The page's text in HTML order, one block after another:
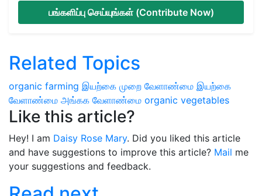
பங்களிப்பு செய்யுங்கள் (Contribute Now)
Related Topics
organic farming இயற்கை முறை வேளாண்மை இயற்கை
வேளாண்மை அங்கக வேளாண்மை organic vegetables
Like this article?
Hey! I am Daisy Rose Mary. Did you liked this article
and have suggestions to improve this article? Mail me
your suggestions and feedback.